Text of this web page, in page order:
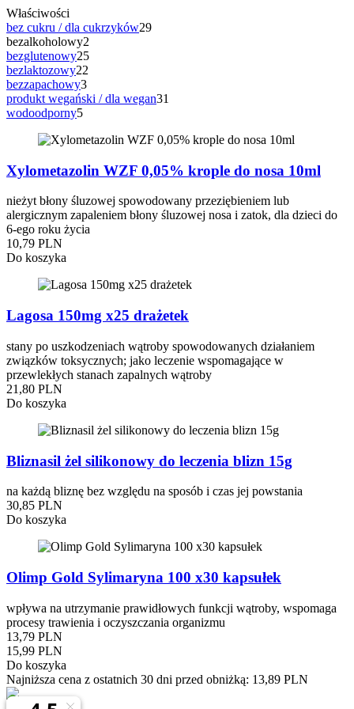
Właściwości
bez cukru / dla cukrzyków29
bezalkoholowy2
bezglutenowy25
bezlaktozowy22
bezzapachowy3
produkt wegański / dla wegan31
wodoodporny5
Xylometazolin WZF 0,05% krople do nosa 10ml
nieżyt błony śluzowej spowodowany przeziębieniem lub
alergicznym zapaleniem błony śluzowej nosa i zatok, dla dzieci do
6-ego roku życia
10,79 PLN
Do koszyka
Lagosa 150mg x25 drażetek
stany po uszkodzeniach wątroby spowodowanych działaniem
związków toksycznych; jako leczenie wspomagające w
przewlekłych stanach zapalnych wątroby
21,80 PLN
Do koszyka
Bliznasil żel silikonowy do leczenia blizn 15g
na każdą bliznę bez względu na sposób i czas jej powstania
30,85 PLN
Do koszyka
Olimp Gold Sylimaryna 100 x30 kapsułek
wpływa na utrzymanie prawidłowych funkcji wątroby, wspomaga
procesy trawienia i oczyszczania organizmu
13,79 PLN
15,99 PLN
Do koszyka
Najniższa cena z ostatnich 30 dni przed obniżką: 13,89 PLN